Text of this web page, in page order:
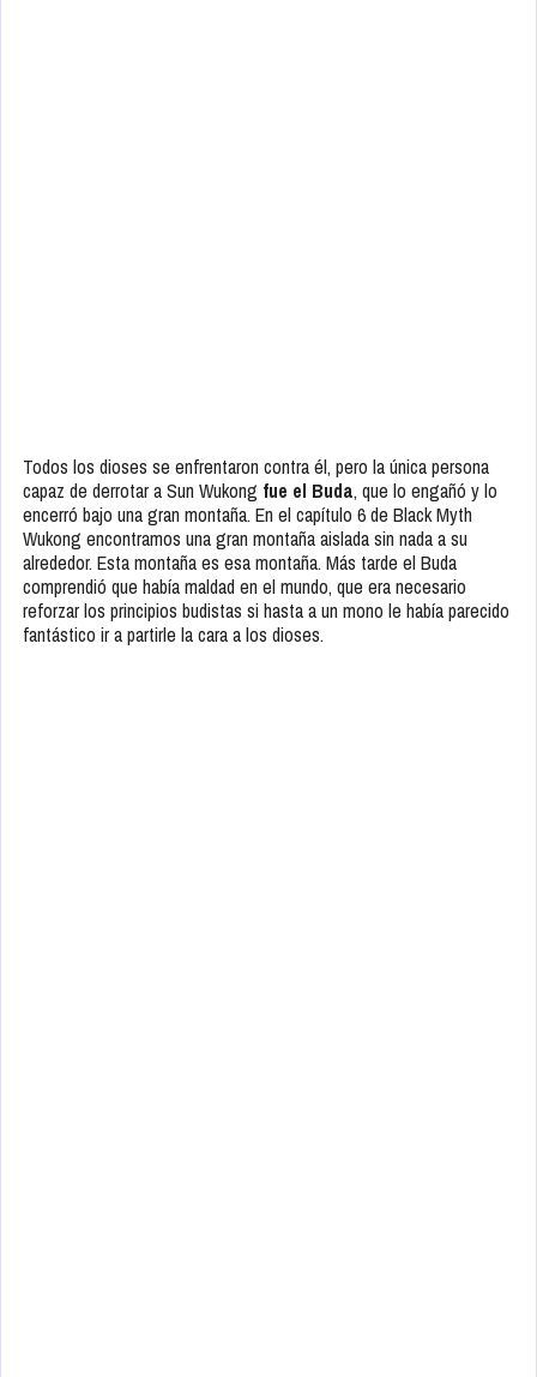
Todos los dioses se enfrentaron contra él, pero la única persona
capaz de derrotar a Sun Wukong fue el Buda, que lo engañó y lo
encerró bajo una gran montaña. En el capítulo 6 de Black Myth
Wukong encontramos una gran montaña aislada sin nada a su
alrededor. Esta montaña es esa montaña. Más tarde el Buda
comprendió que había maldad en el mundo, que era necesario
reforzar los principios budistas si hasta a un mono le había parecido
fantástico ir a partirle la cara a los dioses.